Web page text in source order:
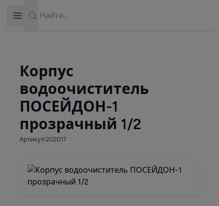
Open sidebar
Корпус
водоочиститель
ПОСЕЙДОН-1
прозрачный 1/2
Артикул:202017